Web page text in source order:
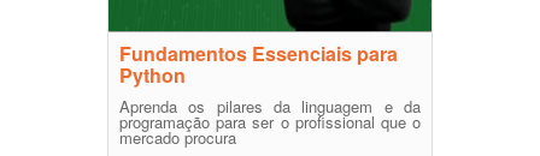
Fundamentos Essenciais para
Python
Aprenda os pilares da linguagem e da
programação para ser o profissional que o
mercado procura